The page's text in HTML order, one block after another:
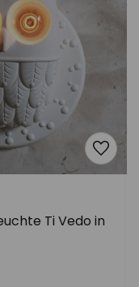
Ti Vedo in